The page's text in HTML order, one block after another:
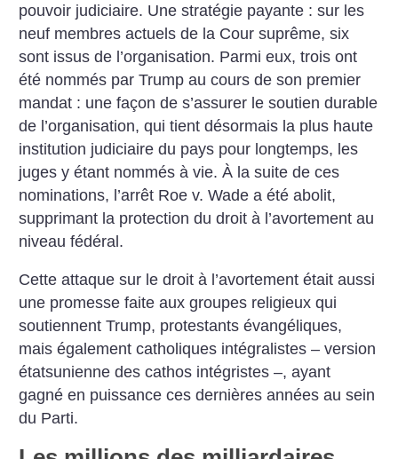
pouvoir judiciaire. Une stratégie payante : sur les
neuf membres actuels de la Cour suprême, six
sont issus de l’organisation. Parmi eux, trois ont
été nommés par Trump au cours de son premier
mandat : une façon de s’assurer le soutien durable
de l’organisation, qui tient désormais la plus haute
institution judiciaire du pays pour longtemps, les
juges y étant nommés à vie. À la suite de ces
nominations, l’arrêt Roe v. Wade a été abolit,
supprimant la protection du droit à l’avortement au
niveau fédéral.
Cette attaque sur le droit à l’avortement était aussi
une promesse faite aux groupes religieux qui
soutiennent Trump, protestants évangéliques,
mais également catholiques intégralistes – version
étatsunienne des cathos intégristes –, ayant
gagné en puissance ces dernières années au sein
du Parti.